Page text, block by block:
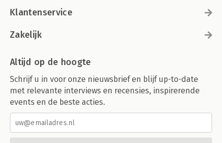
Klantenservice
Zakelijk
Altijd op de hoogte
Schrijf u in voor onze nieuwsbrief en blijf up-to-date
met relevante interviews en recensies, inspirerende
events en de beste acties.